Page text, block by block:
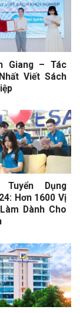
Giang – Tác
Viết Sách
Tuyển Dụng
Hơn 1600 Vị
Dành Cho